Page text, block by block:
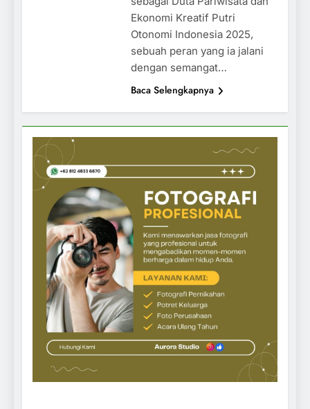
Ekonomi Kreatif Putri
Otonomi Indonesia 2025,
sebuah peran yang ia jalani
dengan semangat…
Baca Selengkapnya